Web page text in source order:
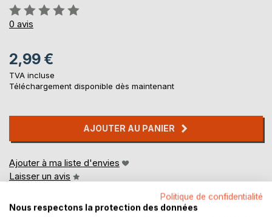
Évaluation:
0%
0 avis
2,99 €
TVA incluse
Téléchargement disponible dès maintenant
AJOUTER AU PANIER
Ajouter à ma liste d'envies
Laisser un avis
Politique de confidentialité
Nous respectons la protection des données